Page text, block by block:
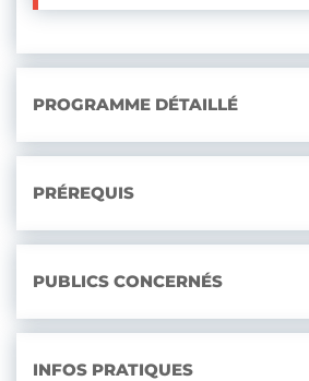
PROGRAMME DÉTAILLÉ
PRÉREQUIS
PUBLICS CONCERNÉS
INFOS PRATIQUES